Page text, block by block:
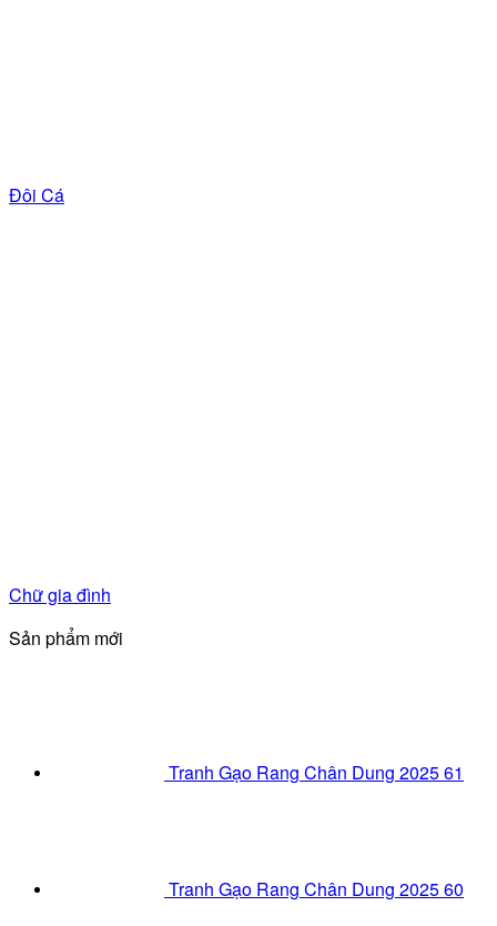
Đôi Cá
Chữ gia đình
Sản phẩm mới
Tranh Gạo Rang Chân Dung 2025 61
Tranh Gạo Rang Chân Dung 2025 60